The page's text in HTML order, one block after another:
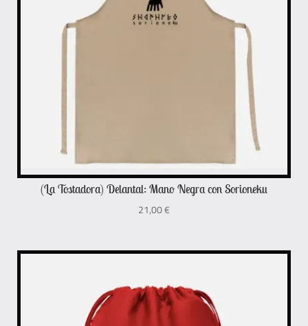
(La Tostadora) Delantal: Mano Negra con Sorioneku
21,00€